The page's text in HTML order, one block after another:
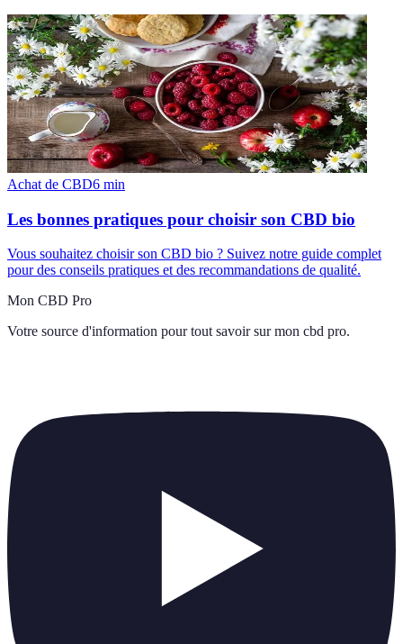
Achat de CBD6 min
Les bonnes pratiques pour choisir son CBD bio
Vous souhaitez choisir son CBD bio ? Suivez notre guide complet
pour des conseils pratiques et des recommandations de qualité.
Mon CBD Pro
Votre source d'information pour tout savoir sur mon cbd pro.